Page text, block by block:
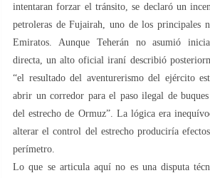
intentaran forzar el tránsito, se declaró un
petroleras de Fujairah, uno de los principales
Emiratos. Aunque Teherán no asumió
directa, un alto oficial iraní describió
“el resultado del aventurerismo del ejército
abrir un corredor para el paso ilegal de
del estrecho de Ormuz”. La lógica era
alterar el control del estrecho produciría
perímetro.
Lo que se articula aquí no es una disputa